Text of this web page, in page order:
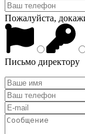
Пожалуйста,
Письмо директору